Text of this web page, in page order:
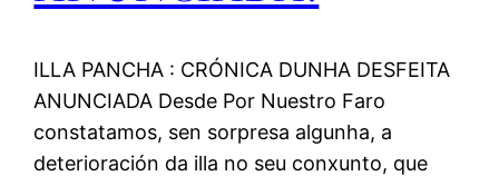
ILLA PANCHA : CRÓNICA DUNHA DESFEITA
ANUNCIADA Desde Por Nuestro Faro
constatamos, sen sorpresa algunha, a
deterioración da illa no seu conxunto, que